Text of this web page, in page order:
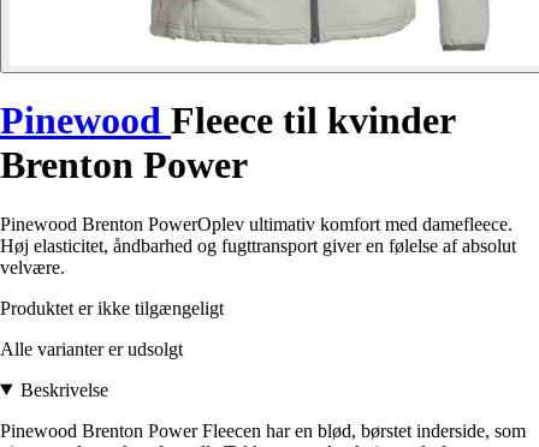
Pinewood Fleece til kvinder
Brenton Power
Pinewood Brenton PowerOplev ultimativ komfort med damefleece.
Høj elasticitet, åndbarhed og fugttransport giver en følelse af absolut
velvære.
Produktet er ikke tilgængeligt
Alle varianter er udsolgt
Beskrivelse
Pinewood Brenton Power Fleecen har en blød, børstet inderside, som